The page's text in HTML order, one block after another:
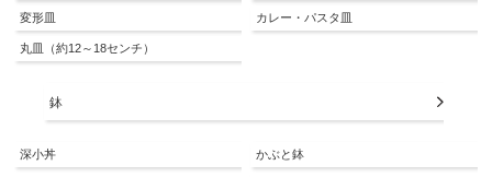
変形皿
丸皿（約12～18センチ）
カレー・パスタ皿
鉢
深小丼 かぶと鉢